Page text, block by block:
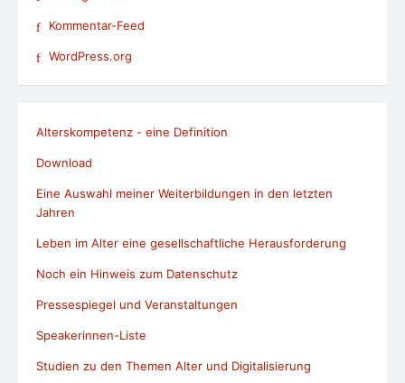
Kommentar-Feed
WordPress.org
Alterskompetenz - eine Definition
Download
Eine Auswahl meiner Weiterbildungen in den letzten
Jahren
Leben im Alter eine gesellschaftliche Herausforderung
Noch ein Hinweis zum Datenschutz
Pressespiegel und Veranstaltungen
Speakerinnen-Liste
Studien zu den Themen Alter und Digitalisierung